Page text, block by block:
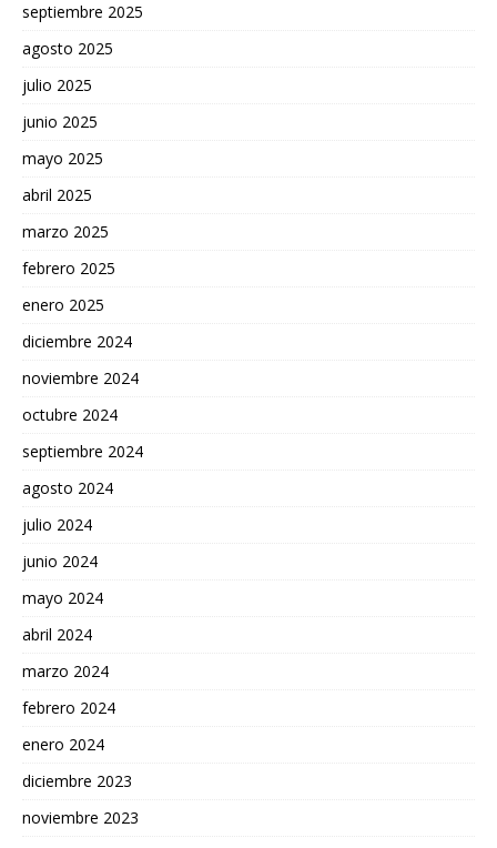
septiembre 2025
agosto 2025
julio 2025
junio 2025
mayo 2025
abril 2025
marzo 2025
febrero 2025
enero 2025
diciembre 2024
noviembre 2024
octubre 2024
septiembre 2024
agosto 2024
julio 2024
junio 2024
mayo 2024
abril 2024
marzo 2024
febrero 2024
enero 2024
diciembre 2023
noviembre 2023